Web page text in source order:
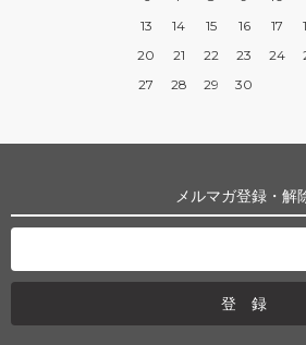
13
14 15 16 17
20
21 22 23 24
27
28 29 30
メルマガ登録・解